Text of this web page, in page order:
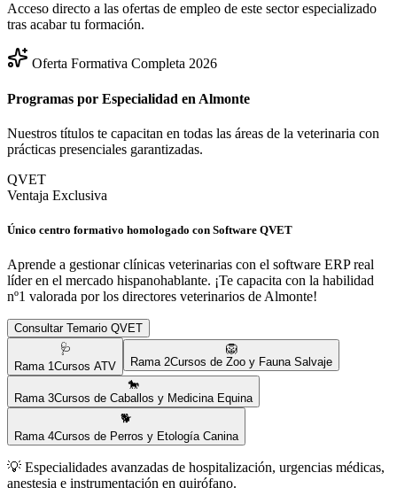
Acceso directo a las ofertas de empleo de este sector especializado
tras acabar tu formación.
Oferta Formativa Completa 2026
Programas por Especialidad en Almonte
Nuestros títulos te capacitan en todas las áreas de la veterinaria con
prácticas presenciales garantizadas.
QVET
Ventaja Exclusiva
Único centro formativo homologado con Software QVET
Aprende a gestionar clínicas veterinarias con el software ERP real
líder en el mercado hispanohablante. ¡Te capacita con la habilidad
nº1 valorada por los directores veterinarios de Almonte!
Consultar Temario QVET
🩺
Rama 1Cursos ATV
🦁
Rama 2Cursos de Zoo y Fauna Salvaje
🐎
Rama 3Cursos de Caballos y Medicina Equina
🐕
Rama 4Cursos de Perros y Etología Canina
💡 Especialidades avanzadas de hospitalización, urgencias médicas,
anestesia e instrumentación en quirófano.